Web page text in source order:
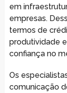
em
empresas.
termos de
produtividade
confiança no
Os
comunicação